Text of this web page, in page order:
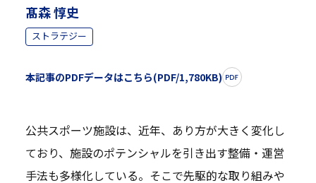
髙森 惇史
ストラテジー
本記事のPDFデータはこちら(PDF/1,780KB)
公共スポーツ施設は、近年、あり方が大きく変化し
ており、施設のポテンシャルを引き出す整備・運営
手法も多様化している。そこで先駆的な取り組みや